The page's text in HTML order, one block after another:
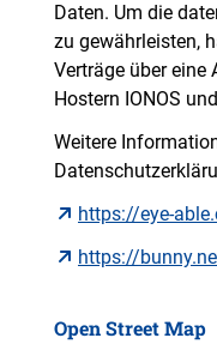
Daten. Um die
zu gewährleisten,
Verträge über eine
Hostern IONOS
Weitere
https://eye-
https://
Open Street Map